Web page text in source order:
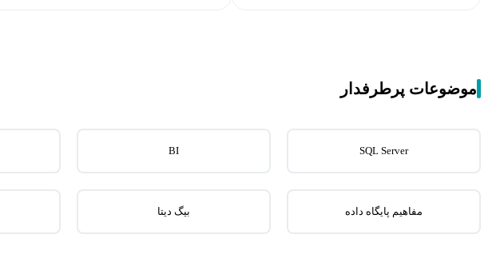
موضوعات پرطرفدار
SQL Server
BI
مفاهیم پایگاه داده بیگ دیتا